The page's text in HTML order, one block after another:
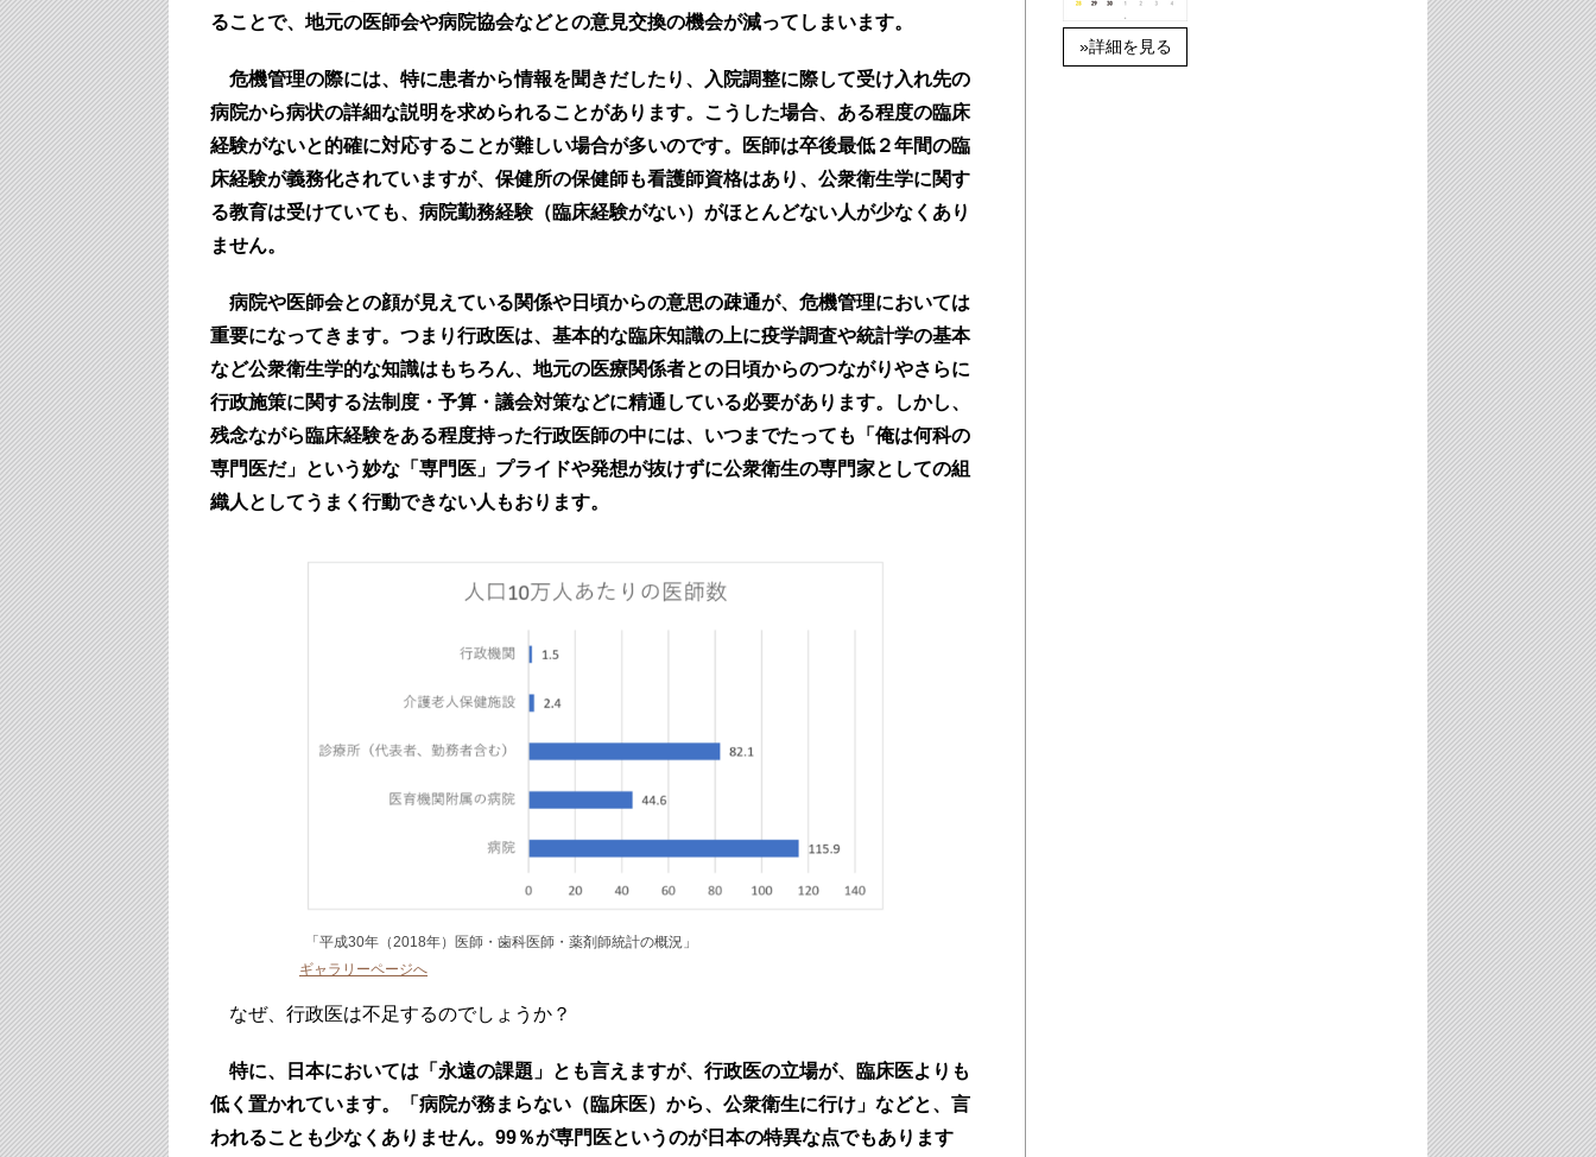
ることで、地元の医師会や病院協会などとの意見交換の機会が減ってしまいます。
危機管理の際には、特に患者から情報を聞きだしたり、入院調整に際して受け入れ先の
病院から病状の詳細な説明を求められることがあります。こうした場合、ある程度の臨床
経験がないと的確に対応することが難しい場合が多いのです。医師は卒後最低２年間の臨
床経験が義務化されていますが、保健所の保健師も看護師資格はあり、公衆衛生学に関す
る教育は受けていても、病院勤務経験（臨床経験がない）がほとんどない人が少なくあり
ません。
病院や医師会との顔が見えている関係や日頃からの意思の疎通が、危機管理においては
重要になってきます。つまり行政医は、基本的な臨床知識の上に疫学調査や統計学の基本
など公衆衛生学的な知識はもちろん、地元の医療関係者との日頃からのつながりやさらに
行政施策に関する法制度・予算・議会対策などに精通している必要があります。しかし、
残念ながら臨床経験をある程度持った行政医師の中には、いつまでたっても「俺は何科の
専門医だ」という妙な「専門医」プライドや発想が抜けずに公衆衛生の専門家としての組
織人としてうまく行動できない人もおります。
「平成30年（2018年）医師・歯科医師・薬剤師統計の概況」
ギャラリーページへ
なぜ、行政医は不足するのでしょうか？
特に、日本においては「永遠の課題」とも言えますが、行政医の立場が、臨床医よりも
低く置かれています。「病院が務まらない（臨床医）から、公衆衛生に行け」などと、言
われることも少なくありません。99％が専門医というのが日本の特異な点でもあります
»詳細を見る